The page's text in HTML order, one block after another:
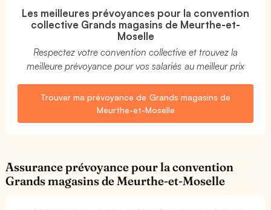
Les meilleures prévoyances pour la convention
collective Grands magasins de Meurthe-et-
Moselle
Respectez votre convention collective et trouvez la
meilleure prévoyance pour vos salariés au meilleur prix
Trouver ma prévoyance de Grands magasins de
Meurthe-et-Moselle
Assurance prévoyance pour la convention
Grands magasins de Meurthe-et-Moselle